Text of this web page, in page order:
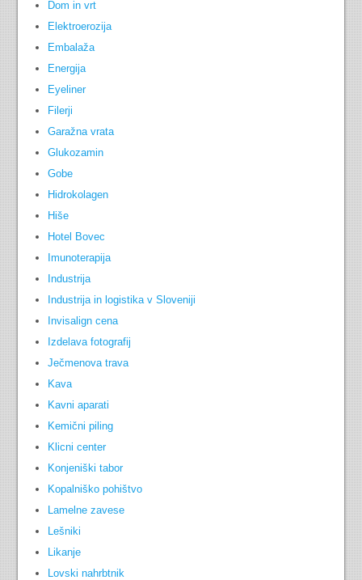
Dom in vrt
Elektroerozija
Embalaža
Energija
Eyeliner
Filerji
Garažna vrata
Glukozamin
Gobe
Hidrokolagen
Hiše
Hotel Bovec
Imunoterapija
Industrija
Industrija in logistika v Sloveniji
Invisalign cena
Izdelava fotografij
Ječmenova trava
Kava
Kavni aparati
Kemični piling
Klicni center
Konjeniški tabor
Kopalniško pohištvo
Lamelne zavese
Lešniki
Likanje
Lovski nahrbtnik